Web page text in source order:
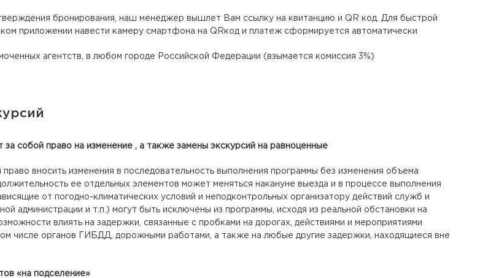
бронирования, наш менеджер вышлет Вам ссылку на квитанцию и QR код. Для быстрой
приложении навести камеру смартфона на QRкод и платеж сформируется автоматически
агентств, в любом городе Российской Федерации (взымается комиссия 3%)
за собой право на изменение , а также замены экскурсий на равноценные
право вносить изменения в последовательность выполнения программы без изменения объема
ее отдельных элементов может меняться накануне выезда и в процессе выполнения
от погодно-климатических условий и неподконтрольных организатору действий служб и
администрации и т.п.) могут быть исключены из программы, исходя из реальной обстановки на
влиять на задержки, связанные с пробками на дорогах, действиями и мероприятиями
числе органов ГИБДД, дорожными работами, а также на любые другие задержки, находящиеся вне
«на подселение»